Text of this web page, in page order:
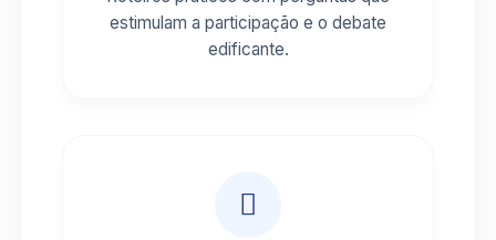
estimulam a participação e o debate
edificante.